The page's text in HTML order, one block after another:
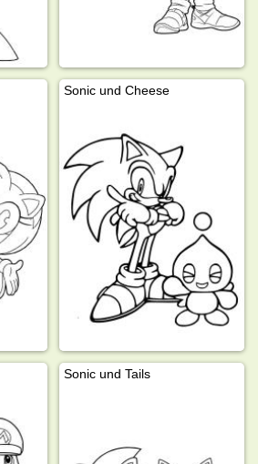
Sonic und Cheese
Sonic und Tails